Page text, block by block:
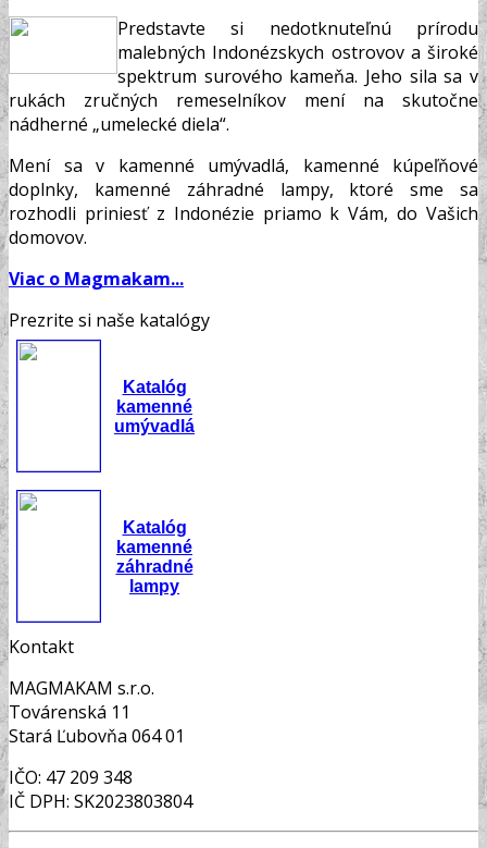
Predstavte si nedotknuteľnú prírodu
malebných Indonézskych ostrovov a široké
spektrum surového kameňa. Jeho sila sa v
rukách zručných remeselníkov mení na skutočne
nádherné „umelecké diela“.
Mení sa v kamenné umývadlá, kamenné kúpeľňové
doplnky, kamenné záhradné lampy, ktoré sme sa
rozhodli priniesť z Indonézie priamo k Vám, do Vašich
domovov.
Viac o Magmakam...
Prezrite si naše katalógy
Katalóg
kamenné
umývadlá
Katalóg
kamenné
záhradné
lampy
Kontakt
MAGMAKAM s.r.o.
Továrenská 11
Stará Ľubovňa 064 01
IČO: 47 209 348
IČ DPH: SK2023803804